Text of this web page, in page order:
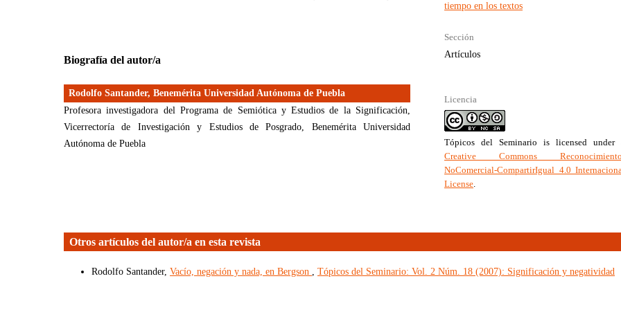
Biografía del autor/a
Rodolfo Santander, Benemérita Universidad Autónoma de Puebla
Profesora investigadora del Programa de Semiótica y Estudios de la Significación,
Vicerrectoría de Investigación y Estudios de Posgrado, Benemérita Universidad
Autónoma de Puebla
tiempo en los textos
Sección
Artículos
Licencia
Tópicos del Seminario is licensed under
Creative Commons
NoComercial-CompartirIgual 4.0
License.
Otros artículos del autor/a en esta revista
Rodolfo Santander, Vacío, negación y nada, en Bergson Tópicos del Seminario: Vol. 2 Núm. 18 (2007): Significación y negatividad